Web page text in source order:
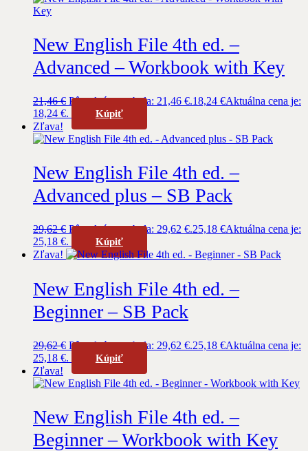
New English File 4th ed. –
Advanced – Workbook with Key
21,46€ Pôvodná cena bola: 21,46 €.18,24 €Aktuálna cena je:
18,24 €.
Kúpiť
Zľava!
New English File 4th ed. –
Advanced plus – SB Pack
29,62€ Pôvodná cena bola: 29,62 €.25,18 €Aktuálna cena je:
25,18 €.
Kúpiť
Zľava!
New English File 4th ed. –
Beginner – SB Pack
29,62€ Pôvodná cena bola: 29,62 €.25,18 €Aktuálna cena je:
25,18 €.
Kúpiť
Zľava!
New English File 4th ed. –
Beginner – Workbook with Key